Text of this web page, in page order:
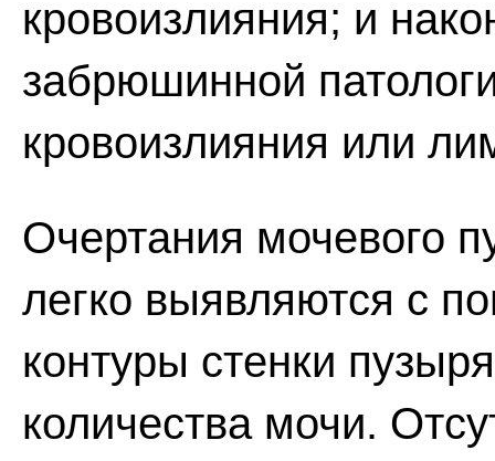
кровоизлияния; и
забрюшинной
кровоизлияния или
Очертания мочевого
легко выявляются с
контуры стенки
количества мочи.